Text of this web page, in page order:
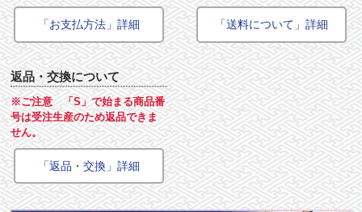
「お支払方法」詳細 「送料について」詳細
返品・交換について
※ご注意 「S」で始まる商品番
号は受注生産のため返品できま
せん。
「返品・交換」詳細